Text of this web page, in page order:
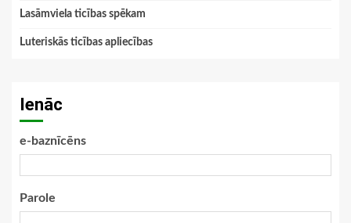
Lasāmviela ticības spēkam
Luteriskās ticības apliecības
Ienāc
e-baznīcēns
Parole